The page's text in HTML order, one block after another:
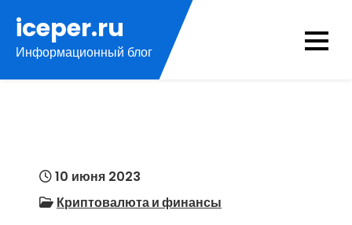
содержимому
iceper.ru
Информационный блог
10 июня 2023
Криптовалюта и финансы